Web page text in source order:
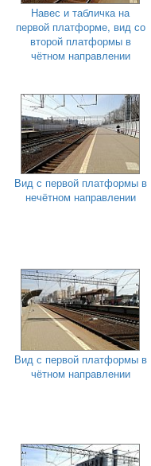
Навес и табличка на
первой платформе, вид со
второй платформы в
чётном направлении
Вид с первой платформы в
нечётном направлении
Вид с первой платформы в
чётном направлении